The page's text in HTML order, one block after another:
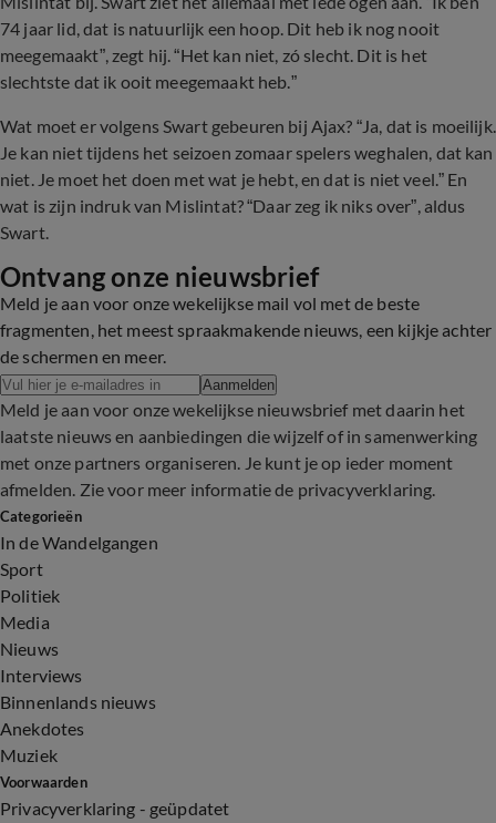
74 jaar lid, dat is natuurlijk een hoop. Dit heb ik nog nooit
meegemaakt”, zegt hij. “Het kan niet, zó slecht. Dit is het
slechtste dat ik ooit meegemaakt heb.”
Wat moet er volgens Swart gebeuren bij Ajax? “Ja, dat is moeilijk.
Je kan niet tijdens het seizoen zomaar spelers weghalen, dat kan
niet. Je moet het doen met wat je hebt, en dat is niet veel.” En
wat is zijn indruk van Mislintat? “Daar zeg ik niks over”, aldus
Swart.
Ontvang onze nieuwsbrief
Meld je aan voor onze wekelijkse mail vol met de beste
fragmenten, het meest spraakmakende nieuws, een kijkje achter
de schermen en meer.
Aanmelden
Meld je aan voor onze wekelijkse nieuwsbrief met daarin het
laatste nieuws en aanbiedingen die wijzelf of in samenwerking
met onze partners organiseren. Je kunt je op ieder moment
afmelden. Zie voor meer informatie de privacyverklaring.
Categorieën
In de Wandelgangen
Sport
Politiek
Media
Nieuws
Interviews
Binnenlands nieuws
Anekdotes
Muziek
Voorwaarden
Privacyverklaring - geüpdatet